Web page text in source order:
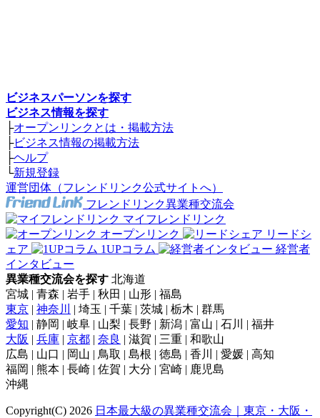
ビジネスパーソンを探す
ビジネス情報を探す
├オープンリンクとは・掲載方法
├ビジネス情報の掲載方法
├ヘルプ
└新規登録
運営団体（フレンドリンク公式サイトへ）
フレンドリンク異業種交流会
マイフレンドリンク
オープンリンク
リードシ
ェア
1UPコラム
経営者
インタビュー
異業種交流会を探す 北海道
宮城 | 青森 | 岩手 | 秋田 | 山形 | 福島
東京 | 神奈川
| 埼玉 | 千葉 | 茨城 | 栃木 | 群馬
愛知 | 静岡 | 岐阜 | 山梨 | 長野 | 新潟 | 富山 | 石川 | 福井
大阪 | 兵庫 | 京都 | 奈良 | 滋賀 | 三重 | 和歌山
広島 | 山口 | 岡山 | 鳥取 | 島根 | 徳島 | 香川 | 愛媛 | 高知
福岡 | 熊本 | 長崎 | 佐賀 | 大分 | 宮崎 | 鹿児島
沖縄
Copyright(C) 2026 日本最大級の異業種交流会｜東京・大阪・